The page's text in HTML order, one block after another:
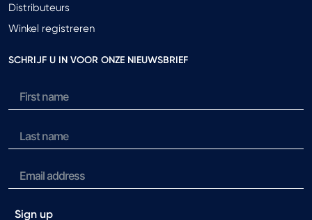
Distributeurs
Winkel registreren
SCHRIJF U IN VOOR ONZE NIEUWSBRIEF
Sign up